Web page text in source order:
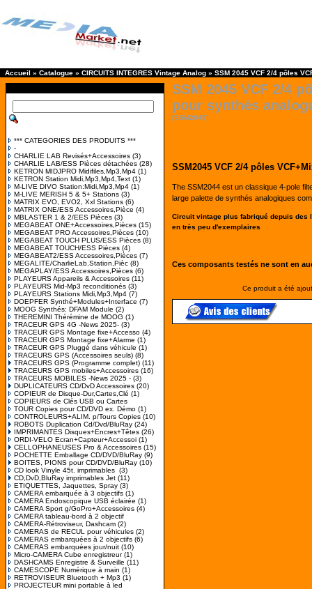
Accueil » Catalogue » CIRCUITS INTEGRES Vintage Analog » SSM 2045 VCF 2/4 pôles
*** CATEGORIES DES PRODUITS ***
-
CHARLIE LAB Revisés+Accessoires (3)
CHARLIE LAB/ESS Pièces détachées (28)
KETRON MIDJPRO Midifiles,Mp3,Mp4 (1)
KETRON Station Midi,Mp3,Mp4,Text (1)
M-LIVE DIVO Station:Midi,Mp3,Mp4 (1)
M-LIVE MERISH 5 & 5+ Stations (3)
MATRIX EVO, EVO2, Xxl Stations (6)
MATRIX ONE/ESS Accessoires,Pièce (4)
MBLASTER 1 & 2/EES Pièces (3)
MEGABEAT ONE+Accessoires,Pièces (15)
MEGABEAT PRO Accessoires,Pièces (10)
MEGABEAT TOUCH PLUS/ESS Pièces (8)
MEGABEAT TOUCH/ESS Pièces (4)
MEGABEAT2/ESS Accessoires,Pièces (7)
MEGALITE/CharlieLab,Station,Pièc (8)
MEGAPLAY/ESS Accessoires,Pièces (6)
PLAYEURS Appareils & Accessoires (11)
PLAYEURS Mid-Mp3 reconditionés (3)
PLAYEURS Stations Midi,Mp3,Mp4 (7)
DOEPFER Synthé+Modules+Interface (7)
MOOG Synthés: DFAM Module (2)
THEREMINI Thérémine de MOOG (1)
TRACEUR GPS 4G -News 2025- (3)
TRACEUR GPS Montage fixe+Accesso (4)
TRACEUR GPS Montage fixe+Alarme (1)
TRACEUR GPS Pluggé dans véhicule (1)
TRACEURS GPS (Accessoires seuls) (8)
TRACEURS GPS (Programme complet) (11)
TRACEURS GPS mobiles+Accessoires (16)
TRACEURS MOBILES -News 2025 - (3)
DUPLICATEURS CD/DvD Accessoires (20)
COPIEUR de Disque-Dur,Cartes,Clé (1)
COPIEURS de Clés USB ou Cartes
TOUR Copies pour CD/DVD ex. Démo (1)
CONTROLEURS+ALIM. p/Tours Copies (10)
ROBOTS Duplication Cd/Dvd/BluRay (24)
IMPRIMANTES Disques+Encres+Têtes (26)
ORDI-VELO Ecran+Capteur+Accessoi (1)
CELLOPHANEUSES Pro & Accessoires (15)
POCHETTE Emballage CD/DVD/BluRay (9)
BOITES, PIONS pour CD/DVD/BluRay (10)
CD look Vinyle 45t. imprimables (3)
CD,DvD,BluRay imprimables Jet (11)
ETIQUETTES, Jaquettes, Spray (3)
CAMERA embarquée à 3 objectifs (1)
CAMERA Endoscopique USB éclairée (1)
CAMERA Sport g/GoPro+Accessoires (4)
CAMERA tableau-bord à 2 objectif
CAMERA-Rétroviseur, Dashcam (2)
CAMERAS de RECUL pour véhicules (2)
CAMERAS embarquées à 2 objectifs (6)
CAMERAS embarquées jour/nuit (10)
Micro-CAMERA Cube enregistreur(1)
DASHCAMS Enregistre & Surveille (11)
CAMESCOPE Numérique à main (1)
RETROVISEUR Bluetooth + Mp3 (1)
PROJECTEUR mini portable à led
SSM 2045 VCF 2/4
pour synthés
[SSM2045]
SSM2045 VCF 2/4 pôles
The SSM2044 est un classique 4-pole
large palette de synthés analogiques
Circuit vintage plus fabriqué depuis
en très peu d'exemplaires
Ces composants testés ne sont en
Ce produit a été